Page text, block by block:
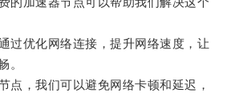
优化网络连接，提升网络速度，让
。
，我们可以避免网络卡顿和延迟，